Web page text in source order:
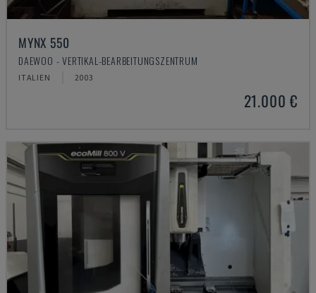
MYNX 550
DAEWOO - VERTIKAL-BEARBEITUNGSZENTRUM
ITALIEN 2003
21.000 €